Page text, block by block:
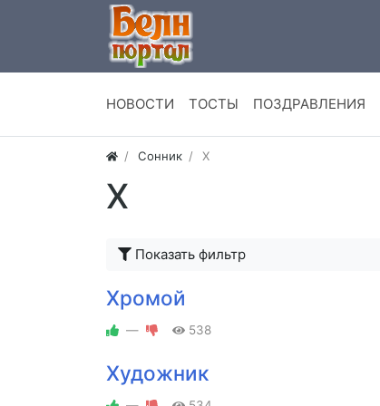
НОВОСТИ ТОСТЫ ПОЗДРАВЛЕНИЯ
Сонник Х
Х
Показать фильтр
Хромой
— 538
Художник